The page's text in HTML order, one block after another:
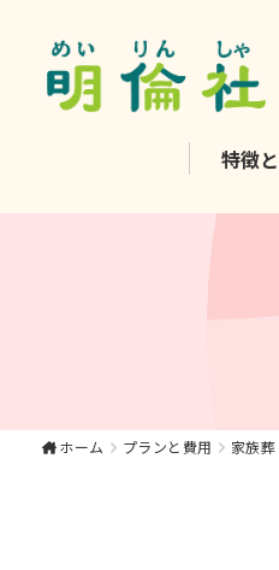
シックプラン｜大東特徴と
ホーム プランと費用 家族葬